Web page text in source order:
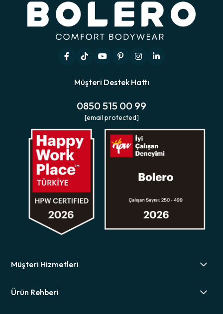
Müşteri Destek Hattı
0850 515 00 99
[email protected]
Müşteri Hizmetleri
Ürün Rehberi